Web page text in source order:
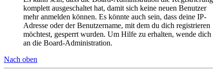
komplett ausgeschaltet hat, damit sich keine neuen Benutzer
mehr anmelden können. Es könnte auch sein, dass deine IP-
Adresse oder der Benutzername, mit dem du dich registrieren
möchtest, gesperrt wurden. Um Hilfe zu erhalten, wende dich
an die Board-Administration.
Nach oben